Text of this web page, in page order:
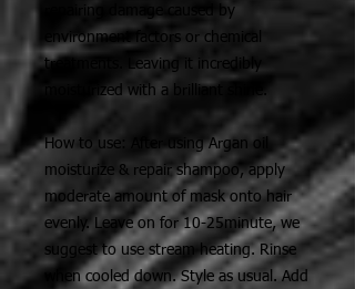
repairing damage caused by
environment factors or chemical
treatments. Leaving it incredibly
moisturized with a brilliant shine.
How to use: After using Argan oil
moisturize & repair shampoo, apply
moderate amount of mask onto hair
evenly. Leave on for 10-25minute, we
suggest to use stream heating. Rinse
when cooled down. Style as usual. Add